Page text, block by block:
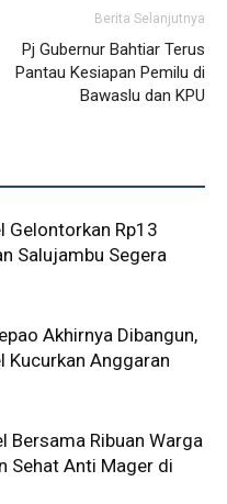
Berita Selanjutnya
Pj Gubernur Bahtiar Terus
Pantau Kesiapan Pemilu di
Bawaslu dan KPU
Gelontorkan Rp13
Salujambu Segera
Akhirnya Dibangun,
Kucurkan Anggaran
Bersama Ribuan Warga
Sehat Anti Mager di